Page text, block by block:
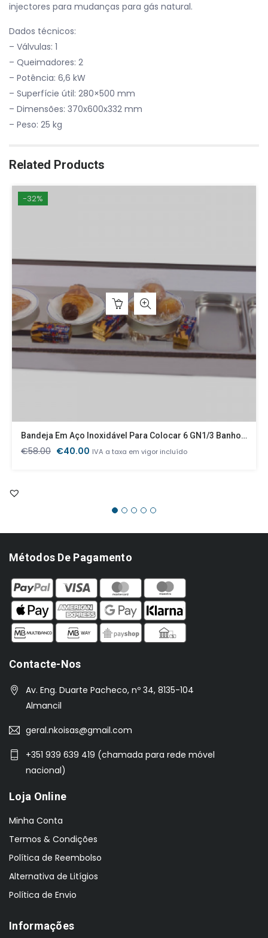
injectores para mudanças para gás natural.
Dados técnicos:
– Válvulas: 1
– Queimadores: 2
– Potência: 6,6 kW
– Superfície útil: 280×500 mm
– Dimensões: 370x600x332 mm
– Peso: 25 kg
Related Products
-32%
Bandeja Em Aço Inoxidável Para Colocar 6 GN1/3 Banho Maria
€58.00 O
€40.00 O
IVA a taxa em vigor incluído
Métodos De Pagamento
Contacte-Nos
Av. Eng. Duarte Pacheco, nº 34, 8135-104
Almancil
geral.nkoisas@gmail.com
+351 939 639 419 (chamada para rede móvel
nacional)
Loja Online
Minha Conta
Termos & Condições
Política de Reembolso
Alternativa de Litígios
Política de Envio
Informações